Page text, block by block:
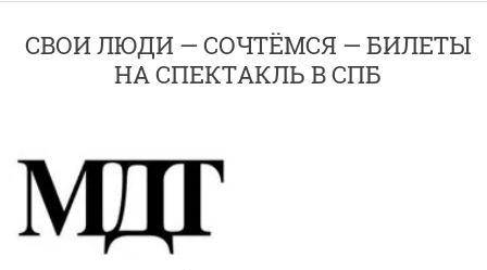
СВОИ ЛЮДИ — СОЧТЁМСЯ — БИЛЕТЫ
НА СПЕКТАКЛЬ В СПБ